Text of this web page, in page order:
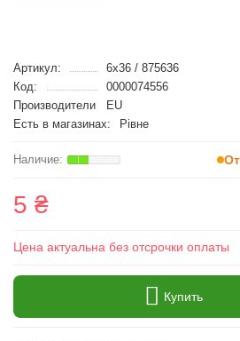
Артикул:
6x36 / 875636
Код:
0000074556
Производители
EU
Есть в магазинах:
Рівне
5 ₴
Цена актуальна без отсрочки оплаты
Купить